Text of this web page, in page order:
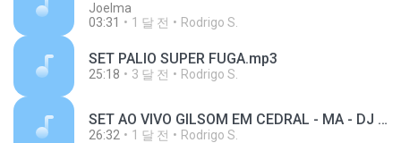
Joelma
03:31
1 달 전 Rodrigo S.
SET PALIO SUPER FUGA.mp3
25:18 3 달 전 Rodrigo S.
SET AO VIVO GILSOM EM CEDRAL - MA - DJ RODRIGO CIBERNETICO.mp3
26:32 1 달 전 Rodrigo S.